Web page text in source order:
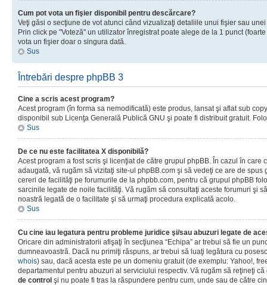
Cum pot vota un fişier disponibil pentru descărcare?
Veţi găsi o secţiune de vot atunci când vizualizaţi detaliile unui fişier sau
Prin click pe "Voteză" un utilizator înregistrat poate alege de la 1 punct
vota un fişier doar o singura dată.
Sus
Întrebări despre phpBB 3
Cine a scris acest program?
Acest program (în forma sa nemodificată) este produs, lansat şi aflat sub
disponibil sub Licenţa Generală Publică GNU şi poate fi distribuit gratuit.
Sus
De ce nu este facilitatea X disponibilă?
Acest program a fost scris şi licenţiat de către grupul phpBB. În cazul în care
adaugată, vă rugăm să vizitaţi site-ul phpBB.com şi să vedeţi ce are de
cereri de facilităţi pe forumurile de la phpbb.com, pentru că grupul phpBB
sarcinile legate de noile facilităţi. Vă rugăm să consultaţi aceste forumuri şi
noastră legată de o facilitate şi să urmaţi procedura explicată acolo.
Sus
Cu cine iau legatura pentru probleme juridice şi/sau abuzuri legate de
Oricare din administratorii afişaţi în secţiunea “Echipa” ar trebui să fie un
dumneavoastră. Dacă nu primiţi răspuns, ar trebui să luaţi legătura cu
whois) sau, dacă acesta este pe un domeniu gratuit (de exemplu: Yahoo!,
departamentul pentru abuzuri al serviciului respectiv. Vă rugăm să reţineţi
de control şi nu poate fi tras la răspundere pentru cum, unde sau de către